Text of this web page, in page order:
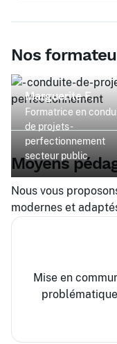
Nos
Marguerite F.
Formatrice en
de projets -
perfectionnement
secteur public
Moyens
Nous vous
modernes et
Mise en